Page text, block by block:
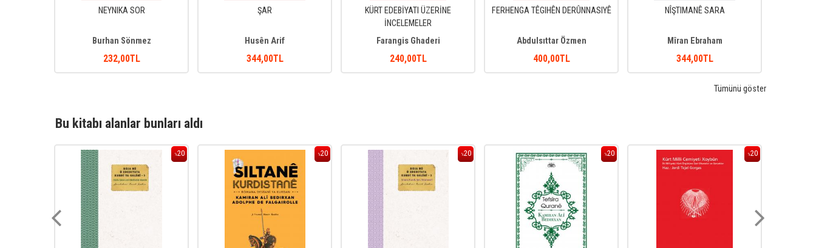
NEYNIKA SOR
Burhan Sönmez
232,00TL
ŞAR
Husên Arif
344,00TL
KÜRT EDEBİYATI ÜZERİNE
İNCELEMELER
Farangis Ghaderi
240,00TL
FERHENGA TÊGIHÊN DERÛNNASIYÊ
Abdulsıttar Özmen
400,00TL
NÎŞTIMANÊ SARA
Mîran Ebraham
344,00TL
Tümünü göster
Bu kitabı alanlar bunları aldı
%20 %20 %20 %20 %20